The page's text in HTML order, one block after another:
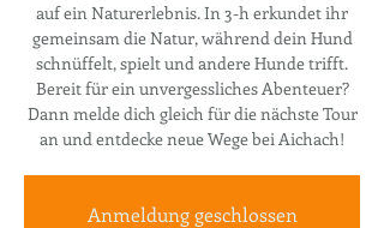
auf ein Naturerlebnis. In 3-h erkundet ihr
gemeinsam die Natur, während dein Hund
schnüffelt, spielt und andere Hunde trifft.
Bereit für ein unvergessliches Abenteuer?
Dann melde dich gleich für die nächste Tour
an und entdecke neue Wege bei Aichach!
Anmeldung geschlossen